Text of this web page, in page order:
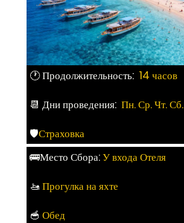
🕐 Продолжительность: 14 часов
📆 Дни проведения: Пн. Ср. Чт. Сб.
🛡Страховка
🚌Место Сбора:У входа Отеля
🚤 Прогулка на яхте
🥣​ Обед